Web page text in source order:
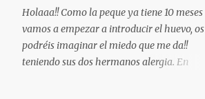
el aroma de vainilla, trituramos. En un bol
ponemos la harina, el azúcar y la levadura,
agregamos la mezcla de la batidora y
movemos. Preparamos una bandeja de
Holaaa!! Como la peque ya tiene 10 meses
vamos a empezar a introducir el huevo, os
podréis imaginar el miedo que me da!!
teniendo sus dos hermanos alergia. En